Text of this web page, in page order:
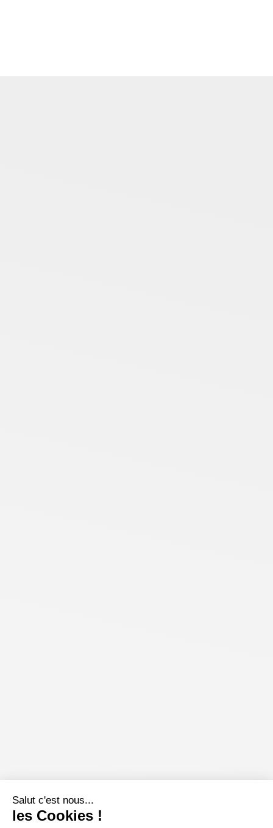
Salut c'est nous...
les Cookies !